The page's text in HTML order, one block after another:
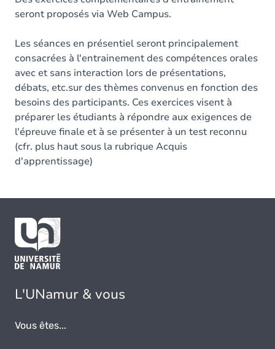
seront proposés via Web Campus.
Les séances en présentiel seront principalement
consacrées à l'entrainement des compétences orales
avec et sans interaction lors de présentations,
débats, etc.sur des thèmes convenus en fonction des
besoins des participants. Ces exercices visent à
préparer les étudiants à répondre aux exigences de
l'épreuve finale et à se présenter à un test reconnu
(cfr. plus haut sous la rubrique Acquis
d'apprentissage)
L'UNamur & vous
Vous êtes...